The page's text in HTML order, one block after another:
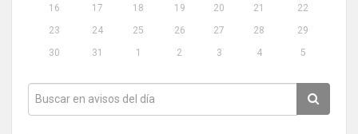
16
17 18 19 20 21
22
23
24 25 26 27 28
29
30
31 1 2 3 4 5